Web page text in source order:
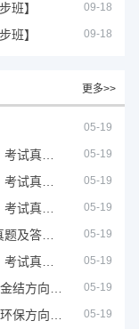
班】 09-18
班】 09-18
更多>>
05-19
05-19
05-19
05-19
05-19
05-19
05-19
05-19